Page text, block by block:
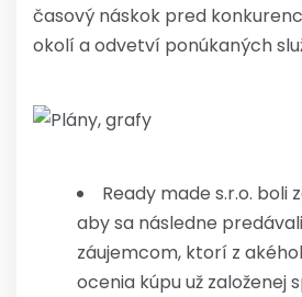
časový náskok pred
okolí a odvetví ponúkaných
Ready made s.r.o. boli
aby sa následne
záujemcom, ktorí z
ocenia kúpu už založenej